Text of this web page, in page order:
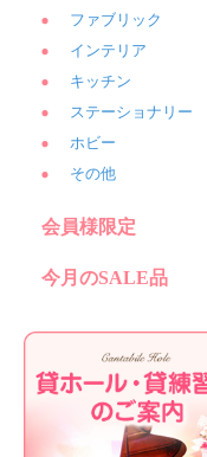
ファブリック
インテリア
キッチン
ステーショナリー
ホビー
その他
会員様限定
今月のSALE品